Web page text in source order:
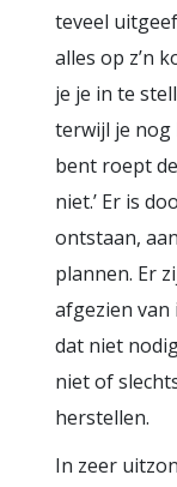
teveel
alles op z’n
je je in te
terwijl je nog
bent roept
niet.’ Er is
ontstaan,
plannen. Er
afgezien van
dat niet
niet of
herstellen.
In zeer